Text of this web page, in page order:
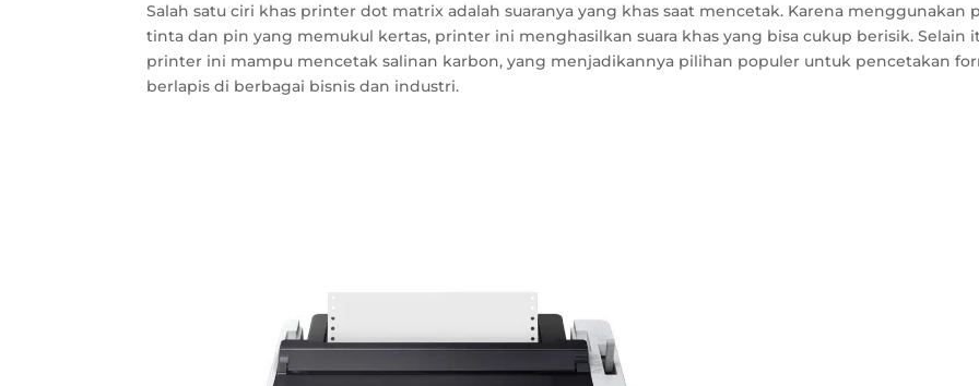
Salah satu ciri khas printer dot matrix adalah suaranya yang khas saat mencetak. Karena menggunakan
tinta dan pin yang memukul kertas, printer ini menghasilkan suara khas yang bisa cukup berisik. Selain
printer ini mampu mencetak salinan karbon, yang menjadikannya pilihan populer untuk pencetakan
berlapis di berbagai bisnis dan industri.